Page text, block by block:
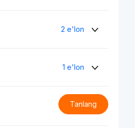
2 e'lon
1 e'lon
Tanlang